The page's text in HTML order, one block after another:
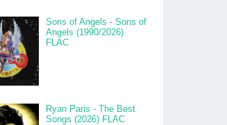
Sons of Angels - Sons of
Angels (1990/2026)
FLAC
Ryan Paris - The Best
Songs (2026) FLAC